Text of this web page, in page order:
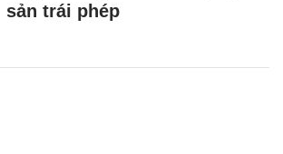
sản trái phép